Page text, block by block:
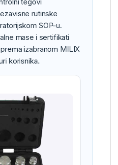
rutinske
SOP-u.
mase i sertifikati
izabranom MILIX
korisnika.